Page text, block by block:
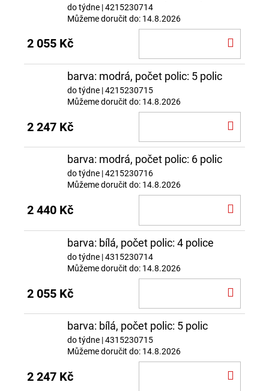
do týdne | 4215230714
Můžeme doručit do: 14.8.2026
2 055 Kč
barva: modrá, počet polic: 5 polic
do týdne | 4215230715
Můžeme doručit do: 14.8.2026
2 247 Kč
barva: modrá, počet polic: 6 polic
do týdne | 4215230716
Můžeme doručit do: 14.8.2026
2 440 Kč
barva: bílá, počet polic: 4 police
do týdne | 4315230714
Můžeme doručit do: 14.8.2026
2 055 Kč
barva: bílá, počet polic: 5 polic
do týdne | 4315230715
Můžeme doručit do: 14.8.2026
2 247 Kč